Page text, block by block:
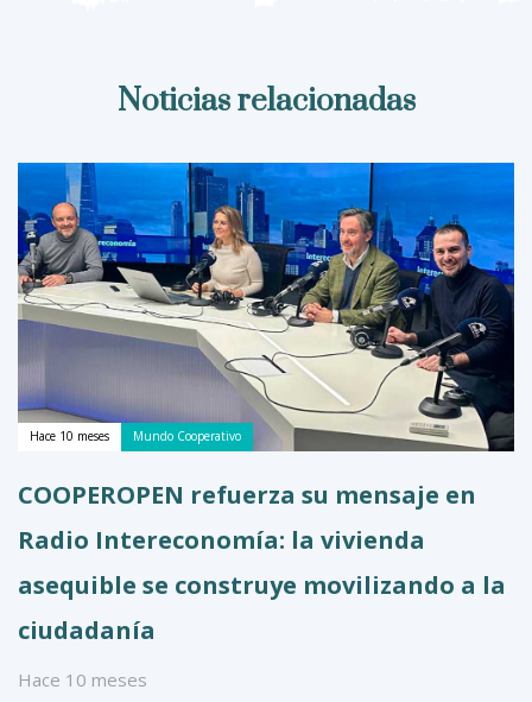
Noticias relacionadas
Hace 10 meses Mundo Cooperativo
COOPEROPEN refuerza su mensaje en
Radio Intereconomía: la vivienda
asequible se construye movilizando a la
ciudadanía
Hace 10 meses